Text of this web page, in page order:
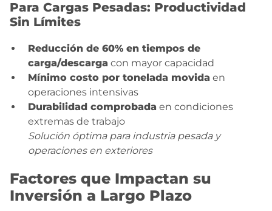
Para Cargas Pesadas: Productividad
Sin Límites
Reducción de 60% en tiempos de
carga/descarga con mayor capacidad
Mínimo costo por tonelada movida en
operaciones intensivas
Durabilidad comprobada en condiciones
extremas de trabajo
Solución óptima para industria pesada y
operaciones en exteriores
Factores que Impactan su
Inversión a Largo Plazo